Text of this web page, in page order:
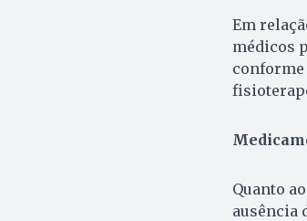
Em
médicos
conforme
Quanto
ausência